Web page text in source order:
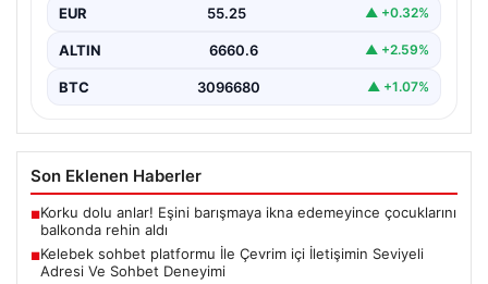
Halen…
EUR 55.25 ▲ +0.32%
ALTIN 6660.6 ▲ +2.59%
BTC 3096680 ▲ +1.07%
Son Eklenen Haberler
■Korku dolu anlar! Eşini barışmaya ikna edemeyince çocuklarını
balkonda rehin aldı
■Kelebek sohbet platformu İle Çevrim içi İletişimin Seviyeli
Adresi Ve Sohbet Deneyimi